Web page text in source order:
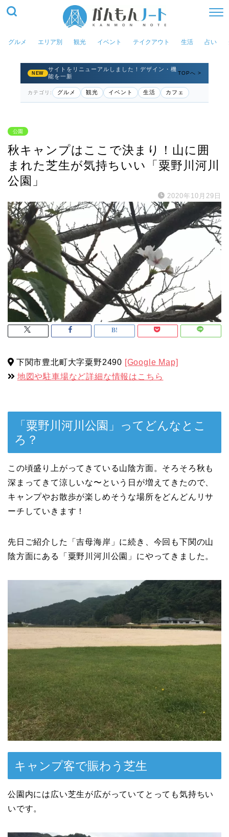
グルメ エリア別 観光 イベント テイクアウト 生活 占い
NEW
サイトをリニューアルしました！デザイン・機
能を一新
TOPへ >
カテゴリ: グルメ 観光 イベント 生活 カフェ
公園
秋キャンプはここで決まり！山に囲
まれた芝生が気持ちいい「粟野川河川
公園」
2020年10月29日
下関市豊北町大字粟野2490 [Google Map]
地図や駐車場など詳細な情報はこちら
「粟野川河川公園」ってどんなとこ
ろ？
この頃盛り上がってきている山陰方面。そろそろ秋も
深まってきて涼しいな〜という日が増えてきたので、
キャンプやお散歩が楽しめそうな場所をどんどんリサ
ーチしていきます！
先日ご紹介した「吉母海岸」に続き、今回も下関の山
陰方面にある「粟野川河川公園」にやってきました。
キャンプ客で賑わう芝生
公園内には広い芝生が広がっていてとっても気持ちい
いです。